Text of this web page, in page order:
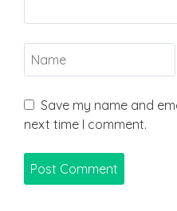
Save my name and
next time I comment.